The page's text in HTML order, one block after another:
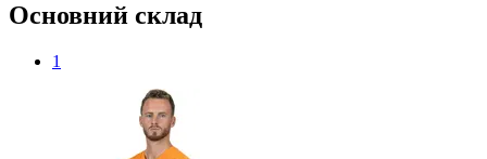
Основний склад
1